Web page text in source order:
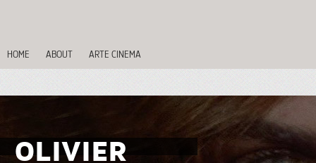
HOME ABOUT ARTE CINEMA
OLIVIER